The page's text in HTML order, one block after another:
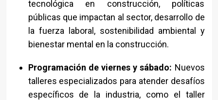
tecnológica en construcción, políticas
públicas que impactan al sector, desarrollo de
la fuerza laboral, sostenibilidad ambiental y
bienestar mental en la construcción.
Programación de viernes y sábado: Nuevos
talleres especializados para atender desafíos
específicos de la industria, como el taller